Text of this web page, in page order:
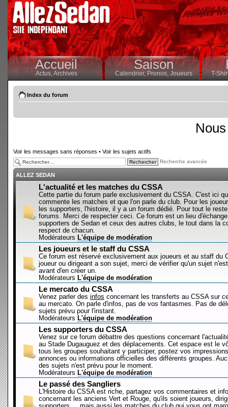
Accueil
Actus,Archives
Saison
Calendrier,Pronos, Joueurs T-
Index du forum
Voir les messages sans réponses • Voir les sujets actifs
Recherche avancée
ALLEZ SEDAN
L'actualité et les matches du CSSA
Cette partie du forum parle exclusivement du CSSA. C'est ici
commente les matches et que l'on parle du club. Pour les
les supporters, l'histoire, il y a un forum dédié. Pour tout le
forums. Merci de respecter ceci. Ce forum est un lieu
supporters de Sedan et ceux des autres clubs, le tout dans la
respect de chacun.
Modérateurs L'équipe de modération
Les joueurs et le staff du CSSA
Ce forum est réservé exclusivement aux joueurs et au staff du
joueur ou dirigeant a son sujet, merci de vérifier qu'un sujet
avant d'en créer un.
Modérateurs L'équipe de modération
Le mercato du CSSA
Venez parler des infos concernant les transferts au CSSA sur
au mercato. On parle d'infos, pas de vos fantasmes. Pas de
sujets prévu pour l'instant.
Modérateurs L'équipe de modération
Les supporters du CSSA
Venez sur ce forum débattre des questions concernant
au Stade Dugauguez et des déplacements. Cet espace est le
tous les groupes souhaitant y participer, postez vos
annonces ou informations officielles des différents groupes.
des sujets n'est prévu pour le moment.
Modérateurs L'équipe de modération
Le passé des Sangliers
L'Histoire du CSSA est riche, partagez vos commentaires et
concernant les anciens Vert et Rouge, qu'ils soient joueurs,